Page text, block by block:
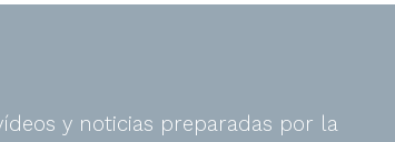
y noticias preparadas por la